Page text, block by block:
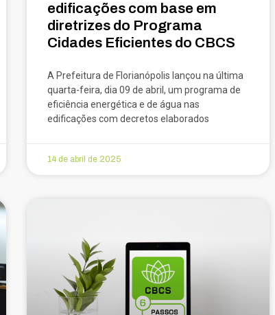
edificações com base em
diretrizes do Programa
Cidades Eficientes do CBCS
A Prefeitura de Florianópolis lançou na última
quarta-feira, dia 09 de abril, um programa de
eficiência energética e de água nas
edificações com decretos elaborados
14 de abril de 2025